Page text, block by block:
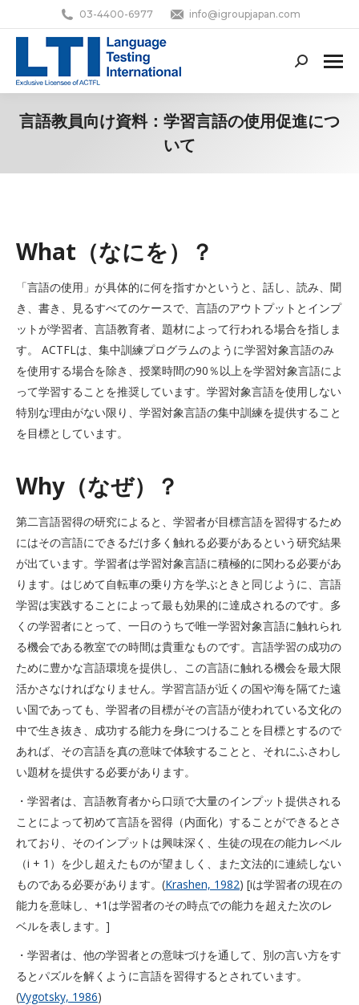
03-4400-6977 info@igroupjapan.com
Search:
言語教員向け資料：学習言語の使用促進につ
いて
What（なにを）？
「言語の使用」が具体的に何を指すかというと、話し、読み、聞
き、書き、見るすべてのケースで、言語のアウトプットとインプ
ットが学習者、言語教育者、題材によって行われる場合を指しま
す。 ACTFLは、集中訓練プログラムのように学習対象言語のみ
を使用する場合を除き、授業時間の90％以上を学習対象言語によ
って学習することを推奨しています。学習対象言語を使用しない
特別な理由がない限り、学習対象言語の集中訓練を提供すること
を目標としています。
Why（なぜ）？
第二言語習得の研究によると、学習者が目標言語を習得するため
にはその言語にできるだけ多く触れる必要があるという研究結果
が出ています。学習者は学習対象言語に積極的に関わる必要があ
ります。はじめて自転車の乗り方を学ぶときと同じように、言語
学習は実践することによって最も効果的に達成されるのです。多
くの学習者にとって、一日のうちで唯一学習対象言語に触れられ
る機会である教室での時間は貴重なものです。言語学習の成功の
ために豊かな言語環境を提供し、この言語に触れる機会を最大限
活かさなければなりません。学習言語が近くの国や海を隔てた遠
い国であっても、学習者の目標がその言語が使われている文化の
中で生き抜き、成功する能力を身につけることを目標とするので
あれば、その言語を真の意味で体験することと、それにふさわし
い題材を提供する必要があります。
・学習者は、言語教育者から口頭で大量のインプット提供される
ことによって初めて言語を習得（内面化）することができるとさ
れており、そのインプットは興味深く、生徒の現在の能力レベル
（i + 1）を少し超えたものが望ましく、また文法的に連続しない
ものである必要があります。(Krashen, 1982) [iは学習者の現在の
能力を意味し、+1は学習者のその時点での能力を超えた次のレ
ベルを表します。]
・学習者は、他の学習者との意味づけを通して、別の言い方をす
るとパズルを解くように言語を習得するとされています。
(Vygotsky, 1986)